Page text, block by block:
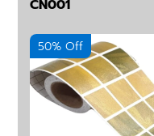
CN001
50% Off